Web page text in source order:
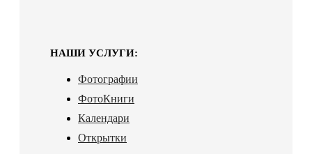
НАШИ УСЛУГИ:
Фотографии
ФотоКниги
Календари
Открытки